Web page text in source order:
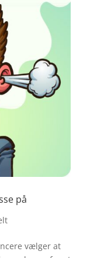
på
vælger at